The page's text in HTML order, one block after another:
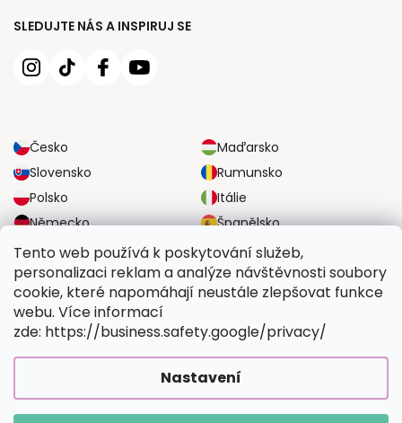
Tento web používá k poskytování služeb,
personalizaci reklam a analýze návštěvnosti soubory
cookie, které napomáhají neustále zlepšovat funkce
webu. Více informací
zde: https://business.safety.google/privacy/
Nastavení
SLEDUJTE NÁS A INSPIRUJ SE
Česko
Maďarsko
Slovensko
Rumunsko
Polsko
Itálie
Německo
Španělsko
Velká Británie
Rakousko
SPOLEHLIVÉ MOŽNOSTI DOPRAVY
BEZPEČNÉ MOŽNOSTI PLATBY